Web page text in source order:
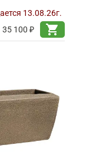
13.08.26г.
35 100 ₽
shopping_cart